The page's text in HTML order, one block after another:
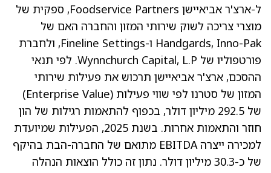
ל-ארצ'ר אביאיישן Foodservice Partners, ספקית של
מוצרי צריכה לשוק שירותי המזון והחברה האם של
Handgards, Inno-Pak ו-Fineline Settings, ולחברת
פורטפוליו של Wynnchurch Capital, L.P. לפי תנאי
ההסכם, ארצ'ר אביאיישן תרכוש את פעילות שירותי
המזון של סטרנו לפי שווי פעילות (Enterprise Value)
של 292.5 מיליון דולר, בכפוף להתאמות רגילות של הון
חוזר והתאמות אחרות. בשנת 2025, הפעילות שמיועדת
למכירה ייצרה EBITDA מתואם של החברה-הבת בהיקף
של כ-30.3 מיליון דולר. נתון זה כולל הוצאות הנהלה